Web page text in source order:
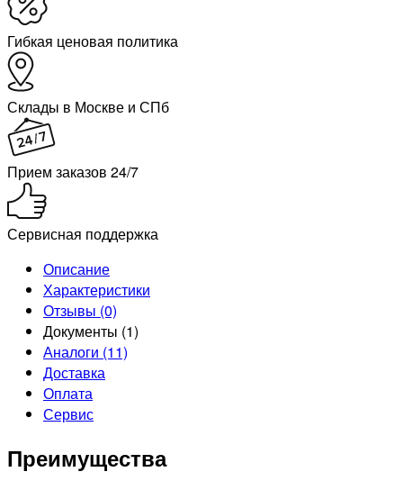
Гибкая ценовая политика
Склады в Москве и СПб
Прием заказов 24/7
Сервисная поддержка
Описание
Характеристики
Отзывы (0)
Документы (1)
Аналоги (11)
Доставка
Оплата
Сервис
Преимущества